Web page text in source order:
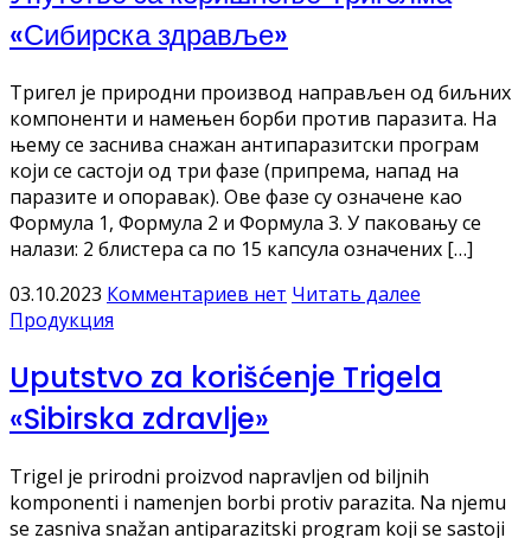
«Сибирска здравље»
Тригел је природни производ направљен од биљних
компоненти и намењен борби против паразита. На
њему се заснива снажан антипаразитски програм
који се састоји од три фазе (припрема, напад на
паразите и опоравак). Ове фазе су означене као
Формула 1, Формула 2 и Формула 3. У паковању се
налази: 2 блистера са по 15 капсула означених […]
03.10.2023 Комментариев нет Читать далее
Продукция
Uputstvo za korišćenje Trigela
«Sibirska zdravlje»
Trigel je prirodni proizvod napravljen od biljnih
komponenti i namenjen borbi protiv parazita. Na njemu
se zasniva snažan antiparazitski program koji se sastoji